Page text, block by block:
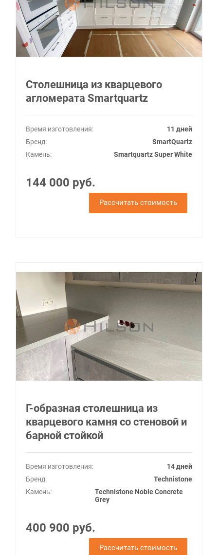
Столешница из кварцевого
агломерата Smartquartz
Время изготовления:
11 дней
Бренд:
SmartQuartz
Камень:
Smartquartz Super White
144 000 руб.
Рассчитать стоимость
Г-образная столешница из
кварцевого камня со стеновой и
барной стойкой
Время изготовления:
14 дней
Бренд:
Technistone
Камень:
Technistone Noble Concrete
Grey
400 900 руб.
Рассчитать стоимость